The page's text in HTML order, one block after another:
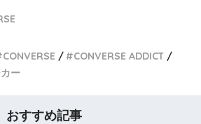
CONVERSE
CONVERSE ADDICT
ー
おすすめ記事